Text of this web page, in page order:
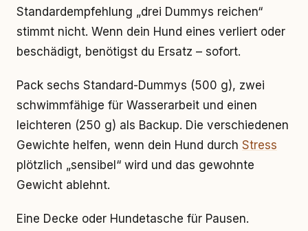
Standardempfehlung „drei Dummys reichen“
stimmt nicht. Wenn dein Hund eines verliert oder
beschädigt, benötigst du Ersatz – sofort.
Pack sechs Standard-Dummys (500 g), zwei
schwimmfähige für Wasserarbeit und einen
leichteren (250 g) als Backup. Die verschiedenen
Gewichte helfen, wenn dein Hund durch Stress
plötzlich „sensibel“ wird und das gewohnte
Gewicht ablehnt.
Eine Decke oder Hundetasche für Pausen.